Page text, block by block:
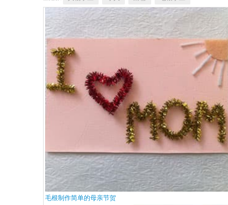
毛根制作简单的母亲节贺